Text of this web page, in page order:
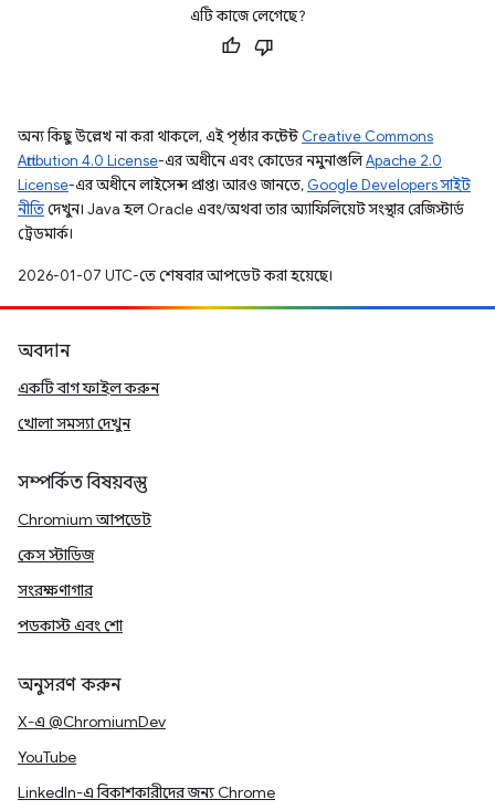
এটি কাজে লেগেছে?
অন্য কিছু উল্লেখ না করা থাকলে, এই পৃষ্ঠার কন্টেন্ট Creative Commons
Attribution 4.0 License-এর অধীনে এবং কোডের নমুনাগুলিApache 2.0
License-এর অধীনে লাইসেন্স প্রাপ্ত। আরও জানতে, Google Developers সাইট
নীতিদেখুন। Java হল Oracle এবং/অথবা তার অ্যাফিলিয়েট সংস্থার রেজিস্টার্ড
ট্রেডমার্ক।
2026-01-07 UTC-তে শেষবার আপডেট করা হয়েছে।
অবদান
একটি বাগ ফাইল করুন
খোলা সমস্যা দেখুন
সম্পর্কিত বিষয়বস্তু
Chromium আপডেট
কেস স্টাডিজ
সংরক্ষণাগার
পডকাস্ট এবং শো
অনুসরণ করুন
X-এ @ChromiumDev
YouTube
LinkedIn-এ বিকাশকারীদের জন্য Chrome